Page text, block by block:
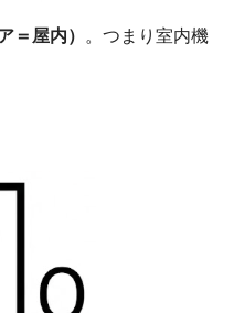
＝屋内） 。つまり室内機